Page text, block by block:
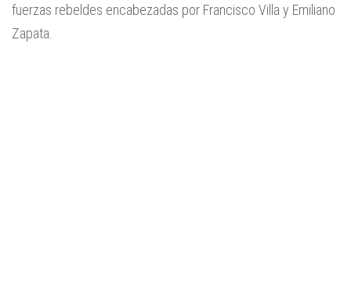
fuerzas rebeldes encabezadas por Francisco Villa y Emiliano
Zapata.